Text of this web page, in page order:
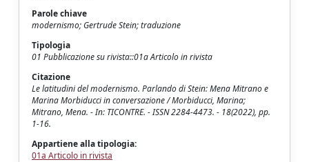
Parole chiave
modernismo; Gertrude Stein; traduzione
Tipologia
01 Pubblicazione su rivista::01a Articolo in rivista
Citazione
Le latitudini del modernismo. Parlando di Stein: Mena Mitrano e
Marina Morbiducci in conversazione / Morbiducci, Marina;
Mitrano, Mena. - In: TICONTRE. - ISSN 2284-4473. - 18(2022), pp.
1-16.
Appartiene alla tipologia:
01a Articolo in rivista